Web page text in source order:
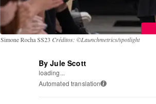
Simone Rocha SS23 Créditos: ©Launchmetrics/spotlight
By Jule Scott
loading...
Automated translation i